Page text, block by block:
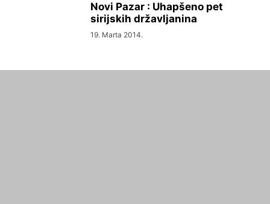
Novi Pazar : Uhapšeno pet
sirijskih državljanina
19. Marta 2014.